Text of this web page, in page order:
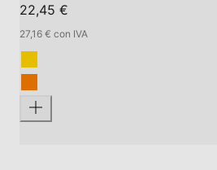
22,45 €
27,16 € con IVA